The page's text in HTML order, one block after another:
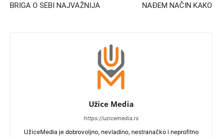
BRIGA O SEBI NAJVAŽNIJA
NAĐEM NAČIN KAKO
Užice Media
https://uzicemedia.rs
UžiceMedia je dobrovoljno, nevladino, nestranačko i neprofitno